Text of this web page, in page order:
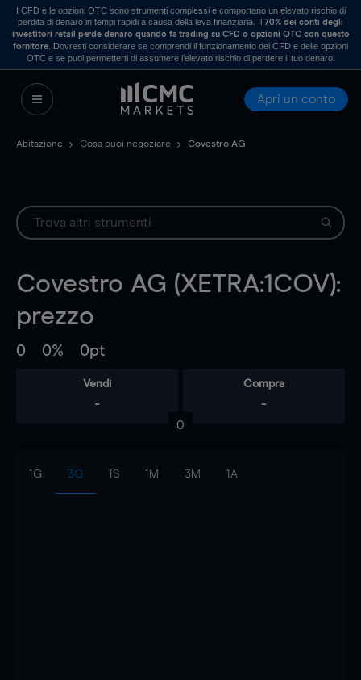
I CFD e le opzioni OTC sono strumenti complessi e comportano un elevato rischio di
perdita di denaro in tempi rapidi a causa della leva finanziaria. Il70% dei conti degli
investitori retail perde denaro quando fa trading su CFD o opzioni OTC con questo
fornitore . Dovresti considerare se comprendi il funzionamento dei CFD e delle opzioni
OTC e se puoi permetterti di assumere l’elevato rischio di perdere il tuo denaro.
Apri un conto
Abitazione Cosa puoi negoziare Covestro AG
Covestro AG (XETRA:1COV):
prezzo
0 0% 0pt
Vendi
-
Compra
-
0
1G 3G 1S 1M 3M 1A